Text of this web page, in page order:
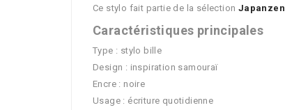
Ce stylo fait partie de la sélection Japanzen
Caractéristiques principales
Type : stylo bille
Design : inspiration samouraï
Encre : noire
Usage : écriture quotidienne